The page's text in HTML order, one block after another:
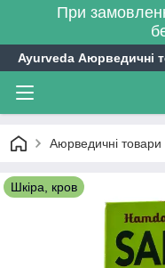
При
Ayurveda Аюрведичні
Аюрведичні товари
Шкіра, кров